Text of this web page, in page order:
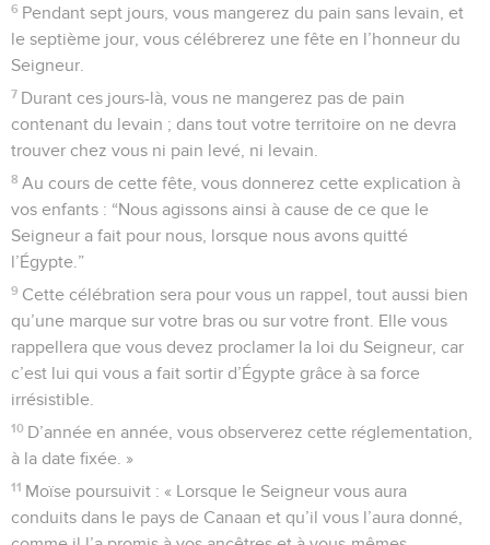
6 Pendant sept jours, vous mangerez du pain sans levain, et
le septième jour, vous célébrerez une fête en l’honneur du
Seigneur.
7 Durant ces jours-là, vous ne mangerez pas de pain
contenant du levain ; dans tout votre territoire on ne devra
trouver chez vous ni pain levé, ni levain.
8 Au cours de cette fête, vous donnerez cette explication à
vos enfants : “Nous agissons ainsi à cause de ce que le
Seigneur a fait pour nous, lorsque nous avons quitté
l’Égypte.”
9 Cette célébration sera pour vous un rappel, tout aussi bien
qu’une marque sur votre bras ou sur votre front. Elle vous
rappellera que vous devez proclamer la loi du Seigneur, car
c’est lui qui vous a fait sortir d’Égypte grâce à sa force
irrésistible.
10 D’année en année, vous observerez cette réglementation,
à la date fixée. »
11 Moïse poursuivit : « Lorsque le Seigneur vous aura
conduits dans le pays de Canaan et qu’il vous l’aura donné,